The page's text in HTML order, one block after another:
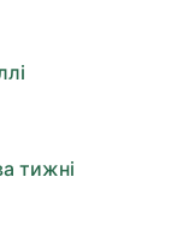
тижні